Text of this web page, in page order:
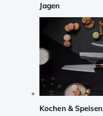
Jagen
Kochen & Speisen